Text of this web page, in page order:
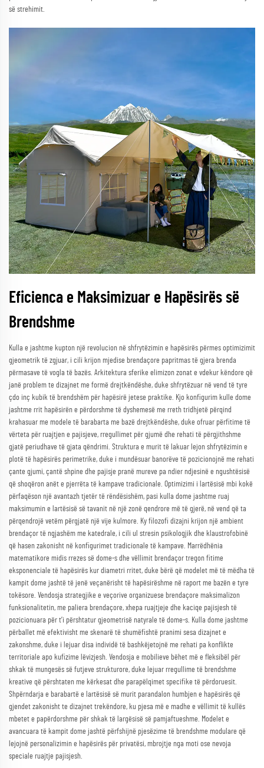
së strehimit.
Eficienca e Maksimizuar e Hapësirës së
Brendshme
Kulla e jashtme kupton një revolucion në shfrytëzimin e hapësirës përmes optimizimit
gjeometrik të zgjuar, i cili krijon mjedise brendaçore papritmas të gjera brenda
përmasave të vogla të bazës. Arkitektura sferike elimizon zonat e vdekur këndore që
janë problem te dizajnet me formë drejtkëndëshe, duke shfrytëzuar në vend të tyre
çdo inç kubik të brendshëm për hapësirë jetese praktike. Kjo konfigurim kulle dome
jashtme rrit hapësirën e përdorshme të dyshemesë me rreth tridhjetë përqind
krahasuar me modele të barabarta me bazë drejtkëndëshe, duke ofruar përfitime të
vërteta për ruajtjen e pajisjeve, rregullimet për gjumë dhe rehati të përgjithshme
gjatë periudhave të gjata qëndrimi. Struktura e murit të lakuar lejon shfrytëzimin e
plotë të hapësirës perimetrike, duke i mundësuar banorëve të pozicionojnë me rehati
çante gjumi, çantë shpine dhe pajisje pranë mureve pa ndier ndjesinë e ngushtësisë
që shoqëron anët e pjerrëta të kampave tradicionale. Optimizimi i lartësisë mbi kokë
përfaqëson një avantazh tjetër të rëndësishëm, pasi kulla dome jashtme ruaj
maksimumin e lartësisë së tavanit në një zonë qendrore më të gjerë, në vend që ta
përqendrojë vetëm përgjatë një vije kulmore. Ky filozofi dizajni krijon një ambient
brendaçor të ngjashëm me katedrale, i cili ul stresin psikologjik dhe klaustrofobinë
që hasen zakonisht në konfigurimet tradicionale të kampave. Marrëdhënia
matematikore midis rrezes së dome-s dhe vëllimit brendaçor tregon fitime
eksponenciale të hapësirës kur diametri rritet, duke bërë që modelet më të mëdha të
kampit dome jashtë të jenë veçanërisht të hapësirëshme në raport me bazën e tyre
tokësore. Vendosja strategjike e veçorive organizuese brendaçore maksimalizon
funksionalitetin, me paliera brendaçore, xhepa ruajtjeje dhe kaciqe pajisjesh të
pozicionuara për t’i përshtatur gjeometrisë natyrale të dome-s. Kulla dome jashtme
përballet më efektivisht me skenarë të shumëfishtë pranimi sesa dizajnet e
zakonshme, duke i lejuar disa individë të bashkëjetojnë me rehati pa konflikte
territoriale apo kufizime lëvizjesh. Vendosja e mobilieve bëhet më e fleksibël për
shkak të mungesës së futjeve strukturore, duke lejuar rregullime të brendshme
kreative që përshtaten me kërkesat dhe parapëlqimet specifike të përdoruesit.
Shpërndarja e barabartë e lartësisë së murit parandalon humbjen e hapësirës që
gjendet zakonisht te dizajnet trekëndore, ku pjesa më e madhe e vëllimit të kullës
mbetet e papërdorshme për shkak të largësisë së pamjaftueshme. Modelet e
avancuara të kampit dome jashtë përfshijnë pjesëzime të brendshme modulare që
lejojnë personalizimin e hapësirës për privatësi, mbrojtje nga moti ose nevoja
speciale ruajtje pajisjesh.